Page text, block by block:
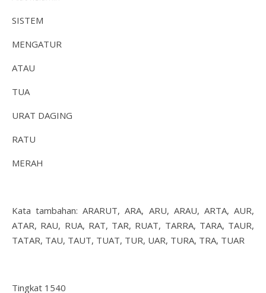
SISTEM
MENGATUR
ATAU
TUA
URAT DAGING
RATU
MERAH
Kata tambahan: ARARUT, ARA, ARU, ARAU, ARTA, AUR,
ATAR, RAU, RUA, RAT, TAR, RUAT, TARRA, TARA, TAUR,
TATAR, TAU, TAUT, TUAT, TUR, UAR, TURA, TRA, TUAR
Tingkat 1540